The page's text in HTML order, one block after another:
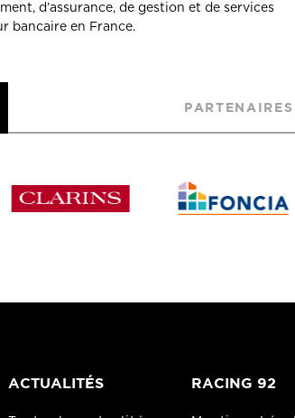
d’assurance, de gestion et de services
bancaire en France.
ACTUALITÉS RACING 92